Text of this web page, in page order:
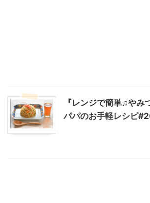
『レンジで簡単♫やみ
パパのお手軽レシピ